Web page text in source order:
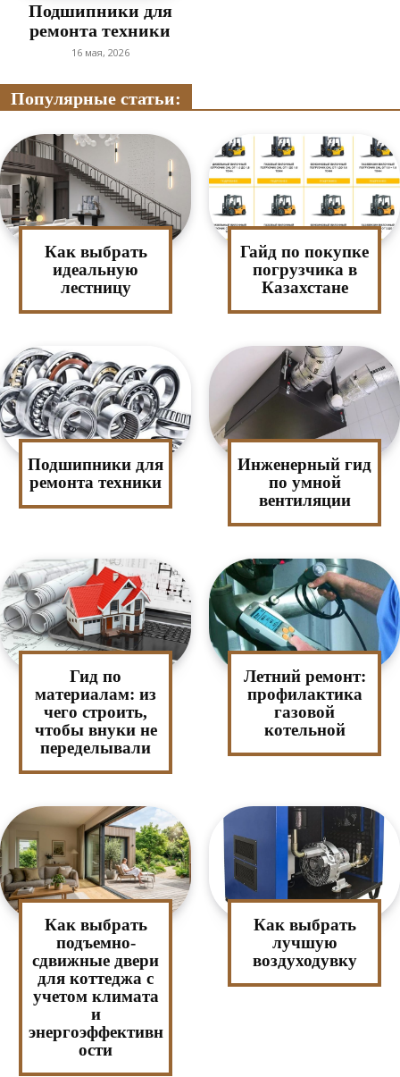
Подшипники для
ремонта техники
16 мая, 2026
Популярные статьи:
Как выбрать
идеальную
лестницу
Гайд по покупке
погрузчика в
Казахстане
Подшипники для
ремонта техники
Инженерный гид
по умной
вентиляции
Гид по
материалам: из
чего строить,
чтобы внуки не
переделывали
Летний ремонт:
профилактика
газовой
котельной
Как выбрать
подъемно-
сдвижные двери
для коттеджа с
учетом климата
и
энергоэффективн
ости
Как выбрать
лучшую
воздуходувку